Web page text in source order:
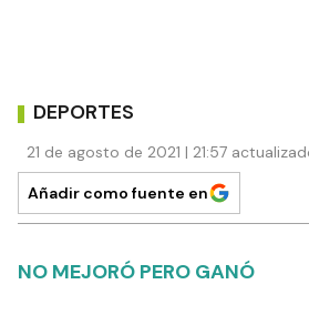
DEPORTES
21 de agosto de 2021 | 21:57
Añadir como fuente en
NO MEJORÓ PERO GANÓ